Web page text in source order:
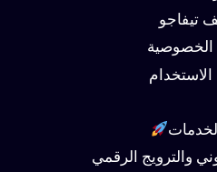
تيفاجو
الخصوصية
والترويج الرقمي